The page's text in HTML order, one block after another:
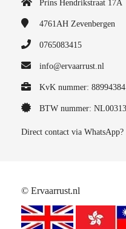
Prins Hendrikstraat 17A
4761AH Zevenbergen
0765083415
info@ervaarrust.nl
KvK nummer: 88994384
BTW nummer:
Direct contact via WhatsApp?
© Ervaarrust.nl